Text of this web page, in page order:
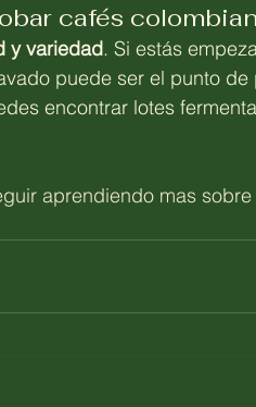
cafés
y variedad. Si estás
puede ser el punto de
encontrar lotes
aprendiendo mas